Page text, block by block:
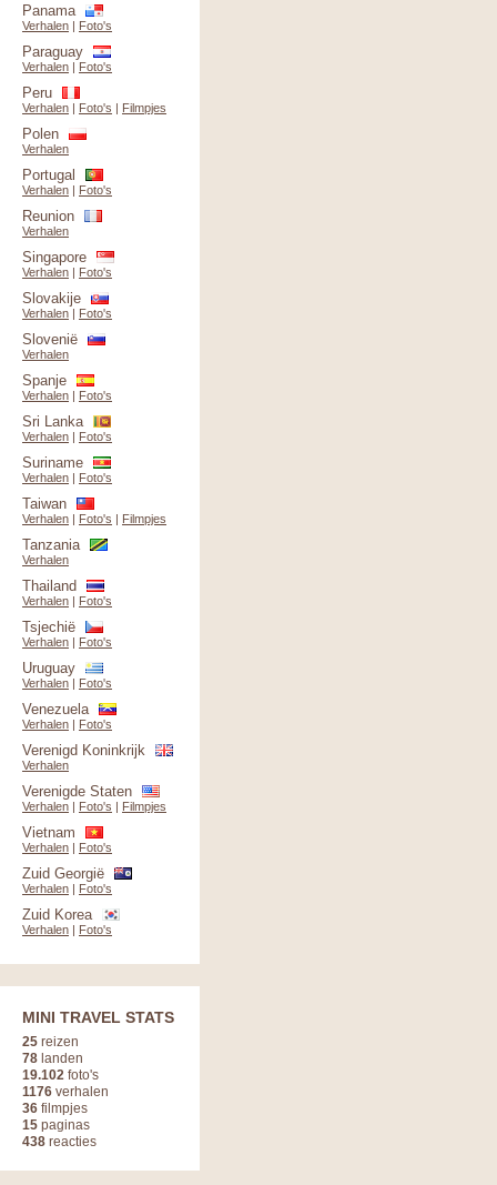
Panama
Verhalen | Foto's
Paraguay
Verhalen | Foto's
Peru
Verhalen | Foto's | Filmpjes
Polen
Verhalen
Portugal
Verhalen | Foto's
Reunion
Verhalen
Singapore
Verhalen | Foto's
Slovakije
Verhalen | Foto's
Slovenië
Verhalen
Spanje
Verhalen | Foto's
Sri Lanka
Verhalen | Foto's
Suriname
Verhalen | Foto's
Taiwan
Verhalen | Foto's | Filmpjes
Tanzania
Verhalen
Thailand
Verhalen | Foto's
Tsjechië
Verhalen | Foto's
Uruguay
Verhalen | Foto's
Venezuela
Verhalen | Foto's
Verenigd Koninkrijk
Verhalen
Verenigde Staten
Verhalen | Foto's | Filmpjes
Vietnam
Verhalen | Foto's
Zuid Georgië
Verhalen | Foto's
Zuid Korea
Verhalen | Foto's
MINI TRAVEL STATS
25 reizen
78 landen
19.102 foto's
1176 verhalen
36 filmpjes
15 paginas
438 reacties